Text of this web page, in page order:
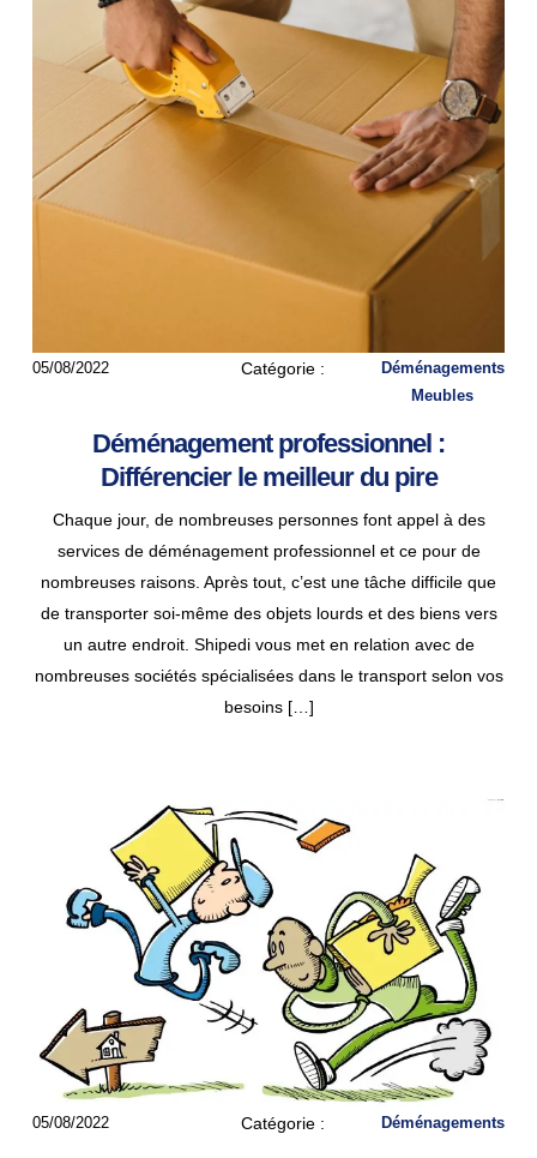
05/08/2022 Catégorie :
Déménagements
Meubles
Déménagement professionnel :
Différencier le meilleur du pire
Chaque jour, de nombreuses personnes font appel à des
services de déménagement professionnel et ce pour de
nombreuses raisons. Après tout, c’est une tâche difficile que
de transporter soi-même des objets lourds et des biens vers
un autre endroit. Shipedi vous met en relation avec de
nombreuses sociétés spécialisées dans le transport selon vos
besoins […]
05/08/2022 Catégorie : Déménagements